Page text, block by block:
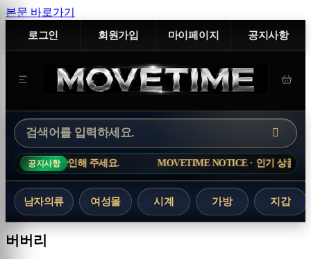
본문 바로가기
로그인 회원가입 마이페이지 공지사항
공지사항
인해 주세요. MOVETIME NOTICE · 인기 상품은 재고 변동이
남자의류 여성몰 시계 가방 지갑
버버리